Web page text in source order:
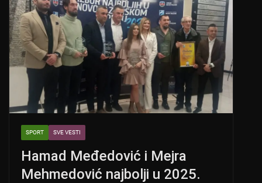
SPORT SVE VESTI
Hamad Međedović i Mejra
Mehmedović najbolji u 2025.